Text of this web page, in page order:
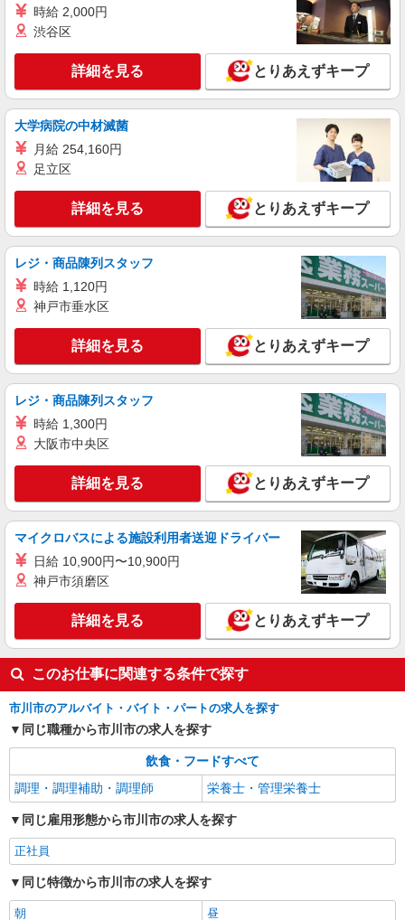
詳細を見る
パート
すき家の店舗スタッフ（接客・調理・清掃な
ど）
千葉県市川市南八幡4-7-15 1F部分
キープ 詳細を見る
アルバイト パート
丸亀製麺ニッケコルトンプラザ店
千葉県市川市鬼高１－１－１ニッケコルトンプ
ラザイーストモール３Ｆ
詳細を見る
時給 2,000円
渋谷区
詳細を見る とりあえずキープ
大学病院の中材滅菌
月給 254,160円
足立区
詳細を見る とりあえずキープ
レジ・商品陳列スタッフ
時給 1,120円
神戸市垂水区
詳細を見る とりあえずキープ
レジ・商品陳列スタッフ
時給 1,300円
大阪市中央区
詳細を見る とりあえずキープ
マイクロバスによる施設利用者送迎ドライバー
日給 10,900円〜10,900円
神戸市須磨区
詳細を見る とりあえずキープ
このお仕事に関連する条件で探す
市川市のアルバイト・バイト・パートの求人を探す
同じ職種から市川市の求人を探す
飲食・フードすべて
調理・調理補助・調理師
栄養士・管理栄養士
同じ雇用形態から市川市の求人を探す
正社員
同じ特徴から市川市の求人を探す
朝
昼